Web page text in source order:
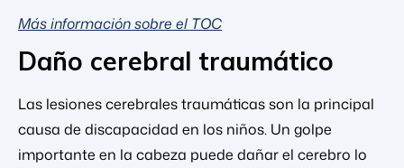
Más información sobre el TOC
Daño cerebral traumático
Las lesiones cerebrales traumáticas son la principal
causa de discapacidad en los niños. Un golpe
importante en la cabeza puede dañar el cerebro lo